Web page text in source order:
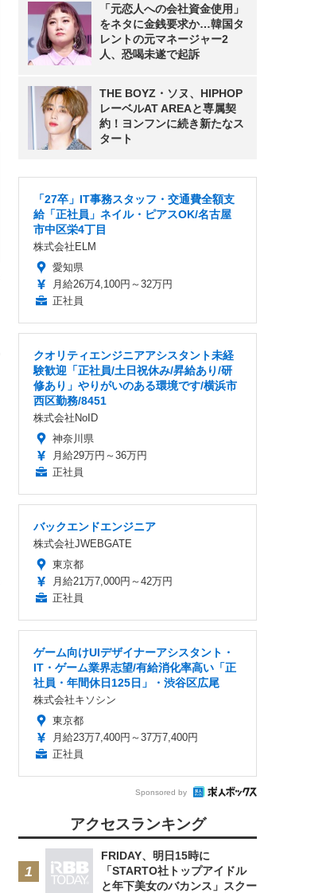
「元恋人への会社資金使用」
をネタに金銭要求か…韓国タ
レントの元マネージャー2
人、恐喝未遂で起訴
THE BOYZ・ソヌ、HIPHOP
レーベルAT AREAと専属契
約！ヨンフンに続き新たなス
タート
「27卒」IT事務スタッフ・交通費全額支
給「正社員」ネイル・ピアスOK/名古屋
市中区栄4丁目
株式会社ELM
愛知県
月給26万4,100円～32万円
正社員
クオリティエンジニアアシスタント未経
験歓迎「正社員/土日祝休み/昇給あり/研
修あり」やりがいのある環境です/横浜市
西区勤務/8451
株式会社NoID
神奈川県
月給29万円～36万円
正社員
バックエンドエンジニア
株式会社JWEBGATE
東京都
月給21万7,000円～42万円
正社員
ゲーム向けUIデザイナーアシスタント・
IT・ゲーム業界志望/有給消化率高い「正
社員・年間休日125日」・渋谷区広尾
株式会社キソシン
東京都
月給23万7,400円～37万7,400円
正社員
Sponsored by
アクセスランキング
FRIDAY、明日15時に
「STARTO社トップアイドル
と年下美女のバカンス」スクー